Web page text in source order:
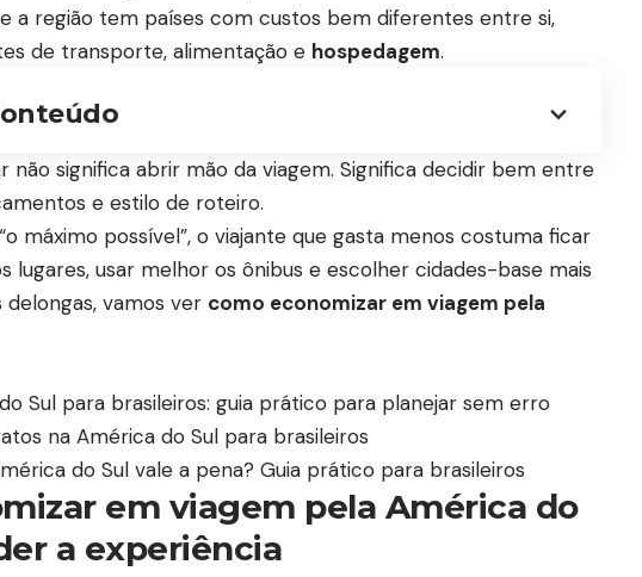
a região tem países com custos bem diferentes entre si,
de transporte, alimentação e hospedagem.
não significa abrir mão da viagem. Significa decidir bem entre
e estilo de roteiro.
máximo possível”, o viajante que gasta menos costuma ficar
lugares, usar melhor os ônibus e escolher cidades-base mais
vamos ver como economizar em viagem pela
Sul para brasileiros: guia prático para planejar sem erro
na América do Sul para brasileiros
do Sul vale a pena? Guia prático para brasileiros
em viagem pela América do
a experiência